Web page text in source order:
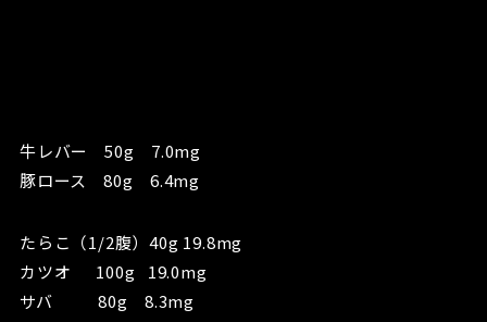
牛レバー 50g 7.0mg
豚ロース 80g 6.4mg
たらこ（1/2腹）40g 19.8mg
カツオ 100g 19.0mg
サバ 80g 8.3mg